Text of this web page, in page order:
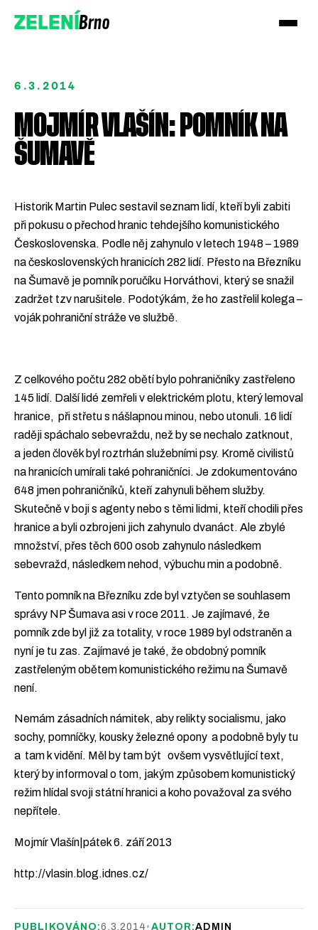
ZELENÍBrno
Podpořte nás darem
6.3.2014
MOJMÍR VLAŠÍN: POMNÍK NA
ŠUMAVĚ
Historik Martin Pulec sestavil seznam lidí, kteří byli zabiti
při pokusu o přechod hranic tehdejšího komunistického
Československa. Podle něj zahynulo v letech 1948 – 1989
na československých hranicích 282 lidí. Přesto na Březníku
na Šumavě je pomník poručíku Horváthovi, který se snažil
zadržet tzv narušitele. Podotýkám, že ho zastřelil kolega –
voják pohraniční stráže ve službě.
Z celkového počtu 282 obětí bylo pohraničníky zastřeleno
145 lidí. Další lidé zemřeli v elektrickém plotu, který lemoval
hranice, při střetu s nášlapnou minou, nebo utonuli. 16 lidí
raději spáchalo sebevraždu, než by se nechalo zatknout,
a jeden člověk byl roztrhán služebními psy. Kromě civilistů
na hranicích umírali také pohraničníci. Je zdokumentováno
648 jmen pohraničníků, kteří zahynuli během služby.
Skutečně v boji s agenty nebo s těmi lidmi, kteří chodili přes
hranice a byli ozbrojeni jich zahynulo dvanáct. Ale zbylé
množství, přes těch 600 osob zahynulo následkem
sebevražd, následkem nehod, výbuchu min a podobně.
Tento pomník na Březníku zde byl vztyčen se souhlasem
správy NP Šumava asi v roce 2011. Je zajímavé, že
pomník zde byl již za totality, v roce 1989 byl odstraněn a
nyní je tu zas. Zajímavé je také, že obdobný pomník
zastřeleným obětem komunistického režimu na Šumavě
není.
Nemám zásadních námitek, aby relikty socialismu, jako
sochy, pomníčky, kousky železné opony a podobně byly tu
a tam k vidění. Měl by tam být ovšem vysvětlující text,
který by informoval o tom, jakým způsobem komunistický
režim hlídal svoji státní hranici a koho považoval za svého
nepřítele.
Mojmír Vlašín|pátek 6. září 2013
http://vlasin.blog.idnes.cz/
PUBLIKOVÁNO:6.3.2014 • AUTOR:ADMIN